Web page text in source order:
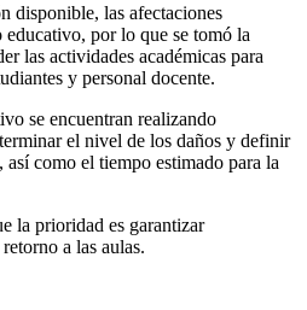
disponible, las afectaciones
educativo, por lo que se tomó la
las actividades académicas para
y personal docente.
se encuentran realizando
el nivel de los daños y definir
así como el tiempo estimado para la
la prioridad es garantizar
a las aulas.